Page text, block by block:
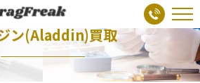
ン(Aladdin)買取